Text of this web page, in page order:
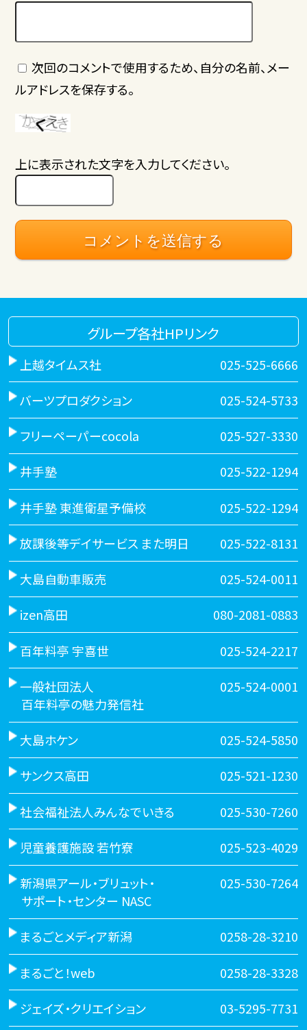
次回のコメントで使用するため、自分の名前、メー
ルアドレスを保存する。
上に表示された文字を入力してください。
グループ各社HPリンク
上越タイムス社 025-525-6666
バーツプロダクション 025-524-5733
フリーペーパーcocola 025-527-3330
井手塾 025-522-1294
井手塾 東進衛星予備校 025-522-1294
放課後等デイサービス また明日 025-522-8131
大島自動車販売 025-524-0011
izen高田 080-2081-0883
百年料亭 宇喜世 025-524-2217
一般社団法人
百年料亭の魅力発信社
025-524-0001
大島ホケン 025-524-5850
サンクス高田 025-521-1230
社会福祉法人みんなでいきる 025-530-7260
児童養護施設 若竹寮 025-523-4029
新潟県アール・ブリュット・
サポート・センター NASC
025-530-7264
まるごとメディア新潟 0258-28-3210
まるごと！web 0258-28-3328
ジェイズ・クリエイション 03-5295-7731